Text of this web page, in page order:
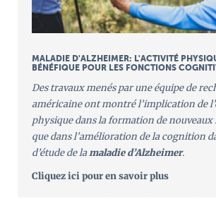
MALADIE D'ALZHEIMER: L'ACTIVITÉ
BÉNÉFIQUE POUR LES FONCTIONS
Des travaux menés par une équipe de
américaine ont montré l’implication de
physique dans la formation de nouveaux
que dans l’amélioration de la cognition
d’étude de lamaladie d’Alzheimer.
Cliquez ici pour en savoir plus